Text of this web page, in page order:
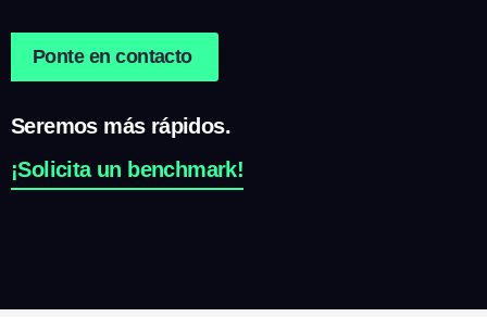
Ponte en contacto
Seremos más rápidos.
¡Solicita un benchmark!